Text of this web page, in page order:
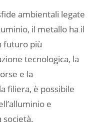
ambientali legate
il metallo ha il
futuro più
tecnologica, la
e la
filiera, è possibile
e
società.